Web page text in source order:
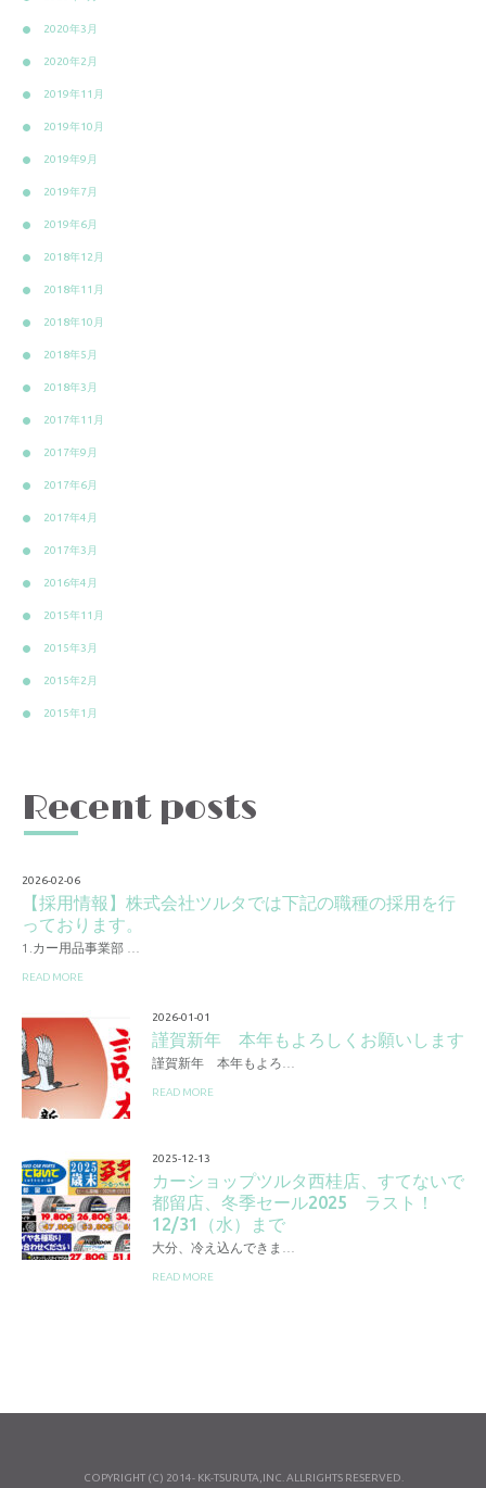
2020年3月
2020年2月
2019年11月
2019年10月
2019年9月
2019年7月
2019年6月
2018年12月
2018年11月
2018年10月
2018年5月
2018年3月
2017年11月
2017年9月
2017年6月
2017年4月
2017年3月
2016年4月
2015年11月
2015年3月
2015年2月
2015年1月
Recent posts
2026-02-06
【採用情報】株式会社ツルタでは下記の職種の採用を行
っております。
1.カー用品事業部 …
READ MORE
2026-01-01
謹賀新年 本年もよろしくお願いします
謹賀新年 本年もよろ…
READ MORE
2025-12-13
カーショップツルタ西桂店、すてないで
都留店、冬季セール2025 ラスト！
12/31（水）まで
大分、冷え込んできま…
READ MORE
COPYRIGHT (C) 2014- KK-TSURUTA,INC. ALLRIGHTS RESERVED.